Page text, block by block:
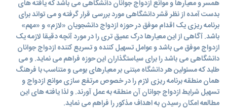
همسر و معیارها و موانع ازدواج جوانان دانشگاهی می باشد که یافته های
بدست آمده از نظر قشر دانشگاهی مورد بررسی قرار گرفته و می تواند برای
برنامه ریزی یک اقدام موفق در حوزه ازدواج دانشجویان «لازم» و «مهم»
باشد. آگاهی از این معیارها درک عمیق تری را در مورد آنچه دقیقا لازمه یک
ازدواج موفق می باشد و عوامل تسهیل کننده و تسریع کننده ازدواج جوانان
دانشگاهی می باشد را برای سیاستگذاران این حوزه فراهم می نماید. و می
طلبد که مسئولین هر دانشگاه مبتنی بر معیارهای بومی و متناسب با فرهنگ
همان منطقه برنامه ریزی لازم را در خصوص مرتفع سازی موانع ازدواج و
تسهیل شرایط ازدواج جوانان آن منطقه به عمل آورند. و لذا یافته های این
مطالعه امکان رسیدن به اهداف مذکور را فراهم می نماید.